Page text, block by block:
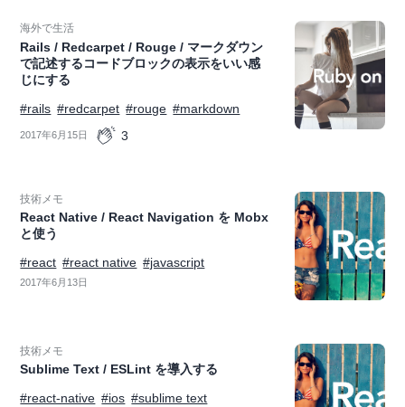
海外で生活
Rails / Redcarpet / Rouge / マークダウン
で記述するコードブロックの表示をいい感
じにする
#rails #redcarpet #rouge #markdown
2017年6月15日 3
技術メモ
React Native / React Navigation を Mobx
と使う
#react #react native #javascript
2017年6月13日
技術メモ
Sublime Text / ESLint を導入する
#react-native #ios #sublime text